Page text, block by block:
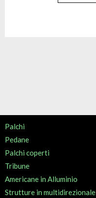
Palchi
Pedane
Palchi coperti
Tribune
Americane in Alluminio
Strutture in multidirezionale